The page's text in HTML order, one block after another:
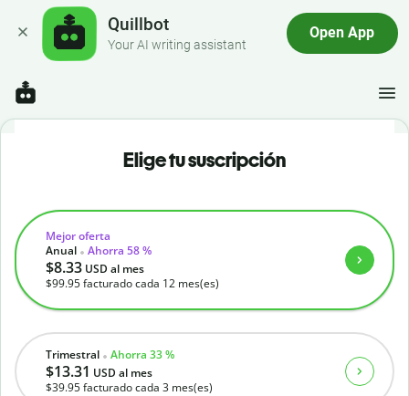
Quillbot
Your AI writing assistant
Open App
Elige tu suscripción
Trimestral Ahorra 33 %
$13.31 USD al mes
$39.95facturado cada 3 mes(es)
Mejor oferta
Anual
Ahorra 58 %
$8.33 USD al mes
$99.95facturado cada 12 mes(es)